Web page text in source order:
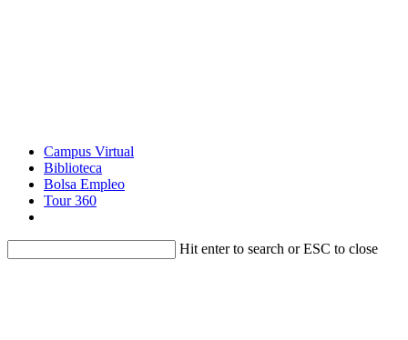
Campus Virtual
Biblioteca
Bolsa Empleo
Tour 360
Hit enter to search or ESC to close